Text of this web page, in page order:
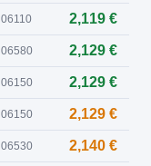
06110 2,119 €
06580 2,129 €
06150 2,129 €
06150 2,129 €
06530 2,140 €